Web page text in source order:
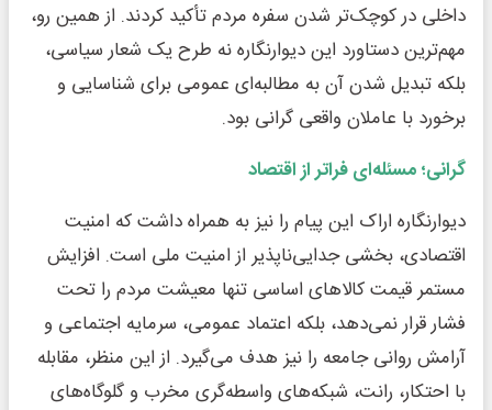
داخلی در کوچک‌تر شدن سفره مردم تأکید کردند. از همین رو،
مهم‌ترین دستاورد این دیوارنگاره نه طرح یک شعار سیاسی،
بلکه تبدیل شدن آن به مطالبه‌ای عمومی برای شناسایی و
برخورد با عاملان واقعی گرانی بود.
گرانی؛ مسئله‌ای فراتر از اقتصاد
دیوارنگاره اراک این پیام را نیز به همراه داشت که امنیت
اقتصادی، بخشی جدایی‌ناپذیر از امنیت ملی است. افزایش
مستمر قیمت کالاهای اساسی تنها معیشت مردم را تحت
فشار قرار نمی‌دهد، بلکه اعتماد عمومی، سرمایه اجتماعی و
آرامش روانی جامعه را نیز هدف می‌گیرد. از این منظر، مقابله
با احتکار، رانت، شبکه‌های واسطه‌گری مخرب و گلوگاه‌های